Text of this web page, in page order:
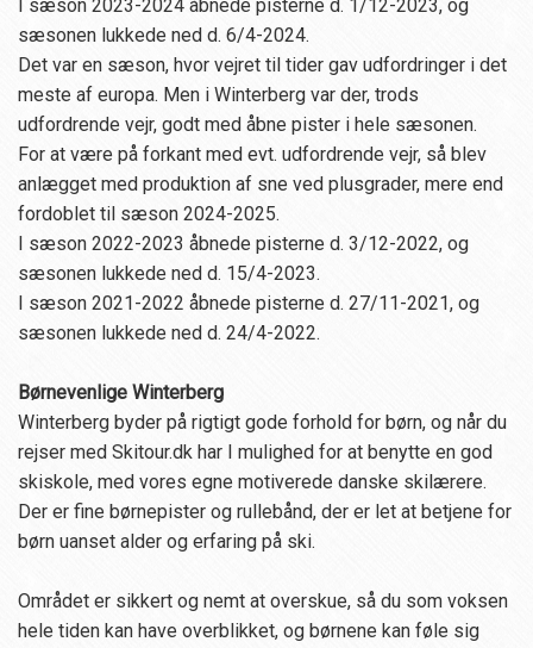
I sæson 2023-2024 åbnede pisterne d. 1/12-2023, og
sæsonen lukkede ned d. 6/4-2024.
Det var en sæson, hvor vejret til tider gav udfordringer i det
meste af europa. Men i Winterberg var der, trods
udfordrende vejr, godt med åbne pister i hele sæsonen.
For at være på forkant med evt. udfordrende vejr, så blev
anlægget med produktion af sne ved plusgrader, mere end
fordoblet til sæson 2024-2025.
I sæson 2022-2023 åbnede pisterne d. 3/12-2022, og
sæsonen lukkede ned d. 15/4-2023.
I sæson 2021-2022 åbnede pisterne d. 27/11-2021, og
sæsonen lukkede ned d. 24/4-2022.
Børnevenlige Winterberg
Winterberg byder på rigtigt gode forhold for børn, og når du
rejser med Skitour.dk har I mulighed for at benytte en god
skiskole, med vores egne motiverede danske skilærere.
Der er fine børnepister og rullebånd, der er let at betjene for
børn uanset alder og erfaring på ski.
Området er sikkert og nemt at overskue, så du som voksen
hele tiden kan have overblikket, og børnene kan føle sig